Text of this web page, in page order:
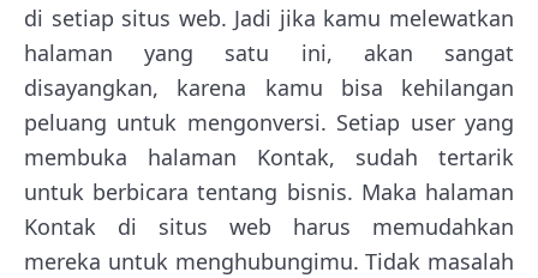
di setiap situs web. Jadi jika kamu melewatkan
halaman yang satu ini, akan sangat
disayangkan, karena kamu bisa kehilangan
peluang untuk mengonversi. Setiap user yang
membuka halaman Kontak, sudah tertarik
untuk berbicara tentang bisnis. Maka halaman
Kontak di situs web harus memudahkan
mereka untuk menghubungimu. Tidak masalah